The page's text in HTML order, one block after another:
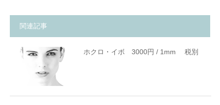
関連記事
ホクロ・イボ 3000円 / 1mm 税別